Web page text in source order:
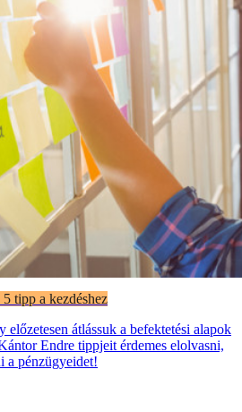
tipp a kezdéshez
előzetesen átlássuk a befektetési alapok
Endre tippjeit érdemes elolvasni,
a pénzügyeidet!